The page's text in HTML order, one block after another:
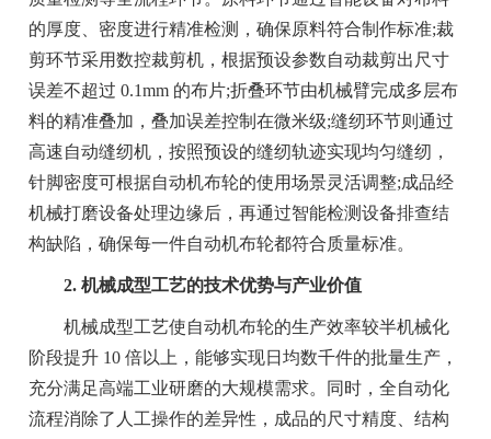
的厚度、密度进行精准检测，确保原料符合制作标准;裁
剪环节采用数控裁剪机，根据预设参数自动裁剪出尺寸
误差不超过 0.1mm 的布片;折叠环节由机械臂完成多层布
料的精准叠加，叠加误差控制在微米级;缝纫环节则通过
高速自动缝纫机，按照预设的缝纫轨迹实现均匀缝纫，
针脚密度可根据自动机布轮的使用场景灵活调整;成品经
机械打磨设备处理边缘后，再通过智能检测设备排查结
构缺陷，确保每一件自动机布轮都符合质量标准。
2. 机械成型工艺的技术优势与产业价值
机械成型工艺使自动机布轮的生产效率较半机械化
阶段提升 10 倍以上，能够实现日均数千件的批量生产，
充分满足高端工业研磨的大规模需求。同时，全自动化
流程消除了人工操作的差异性，成品的尺寸精度、结构